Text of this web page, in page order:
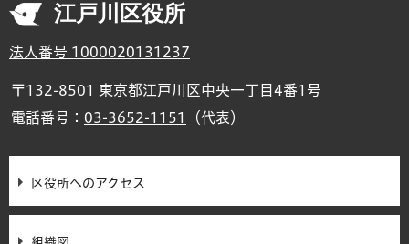
江戸川区役所
法人番号 1000020131237
〒132-8501 東京都江戸川区中央一丁目4番1号
電話番号： 03-3652-1151 （代表）
区役所へのアクセス